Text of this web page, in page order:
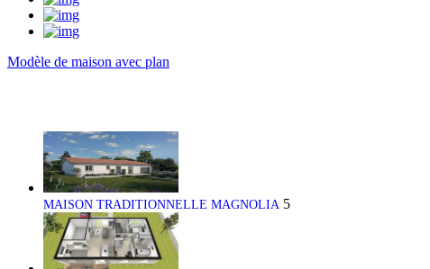
Modèle de maison avec plan
MAISON TRADITIONNELLE MAGNOLIA 5